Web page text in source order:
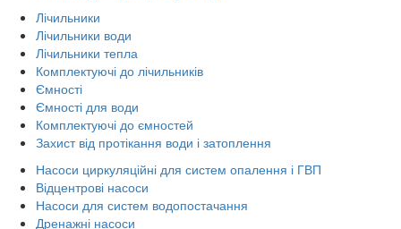
Лічильники
Лічильники води
Лічильники тепла
Комплектуючі до лічильників
Ємності
Ємності для води
Комплектуючі до ємностей
Захист від протікання води і затоплення
Насоси циркуляційні для систем опалення і ГВП
Відцентрові насоси
Насоси для систем водопостачання
Дренажні насоси